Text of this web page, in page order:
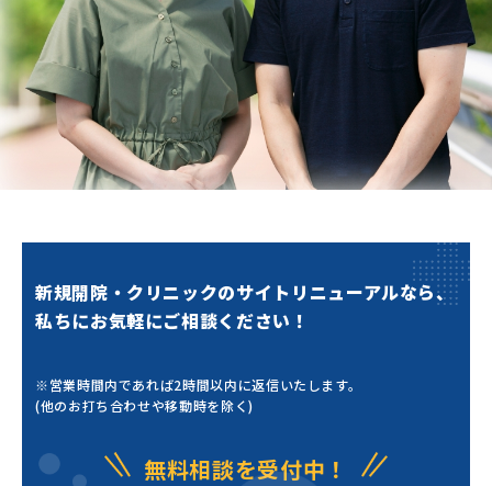
新規開院・クリニックのサイトリニューアルなら、
私ちにお気軽にご相談ください！
※営業時間内であれば2時間以内に返信いたします。
(他のお打ち合わせや移動時を除く)
無料相談を受付中！